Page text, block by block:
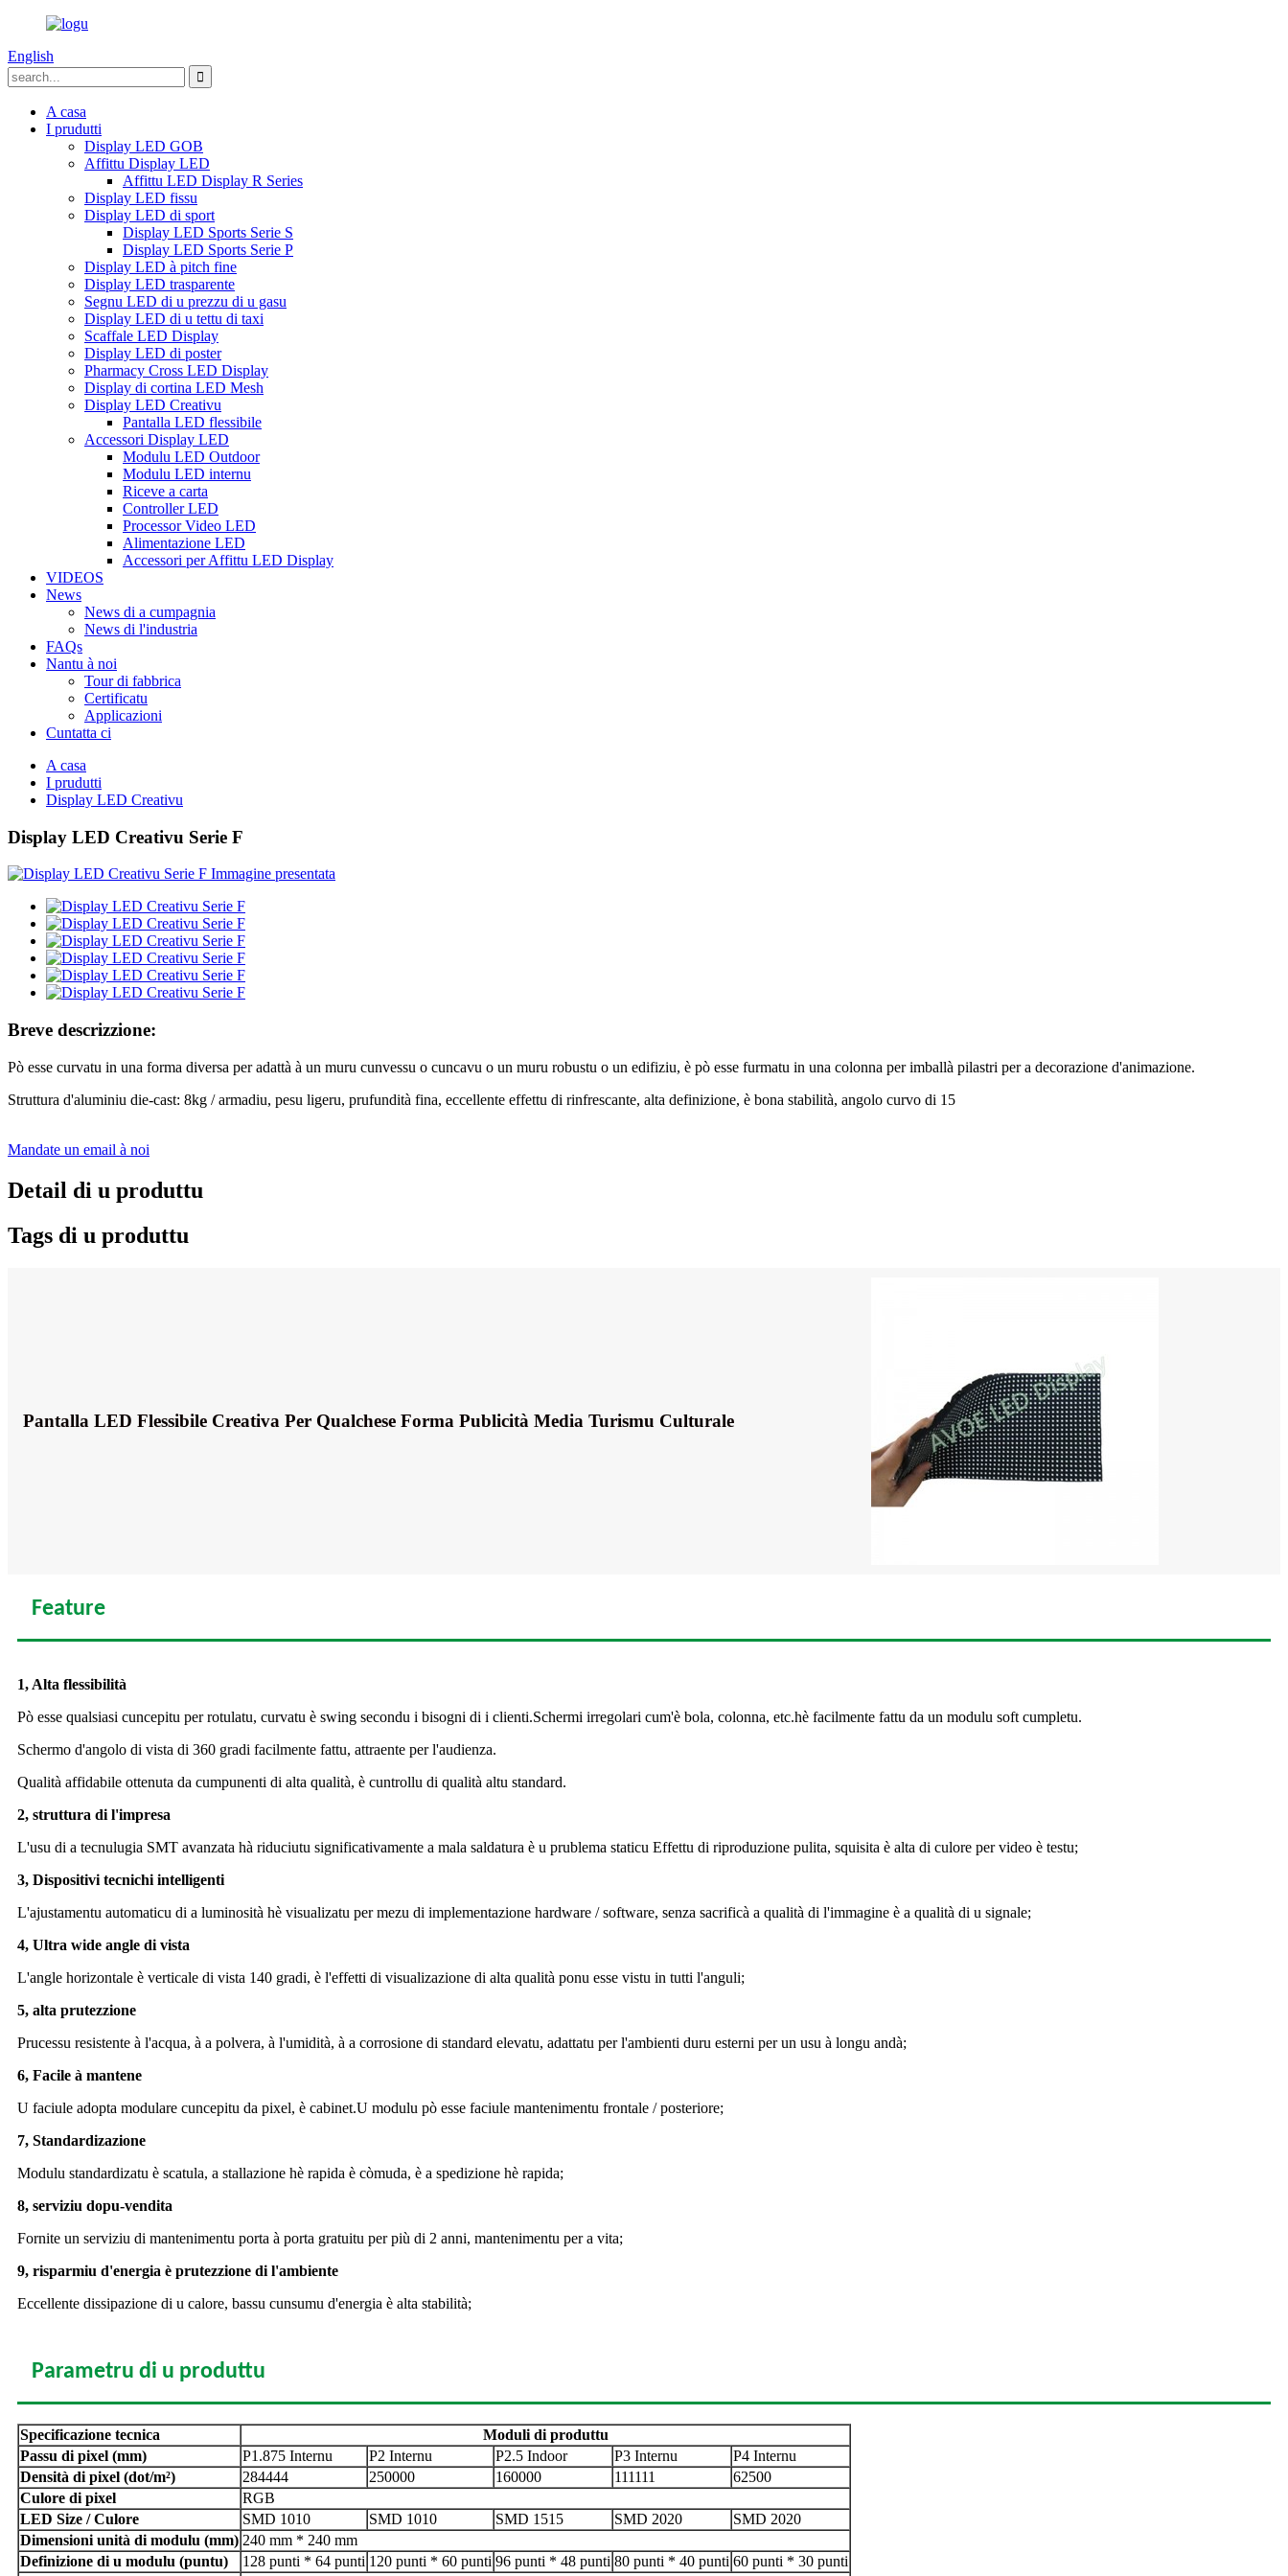
English
A casa
I prudutti
Display LED GOB
Affittu Display LED
Affittu LED Display R Series
Display LED fissu
Display LED di sport
Display LED Sports Serie S
Display LED Sports Serie P
Display LED à pitch fine
Display LED trasparente
Segnu LED di u prezzu di u gasu
Display LED di u tettu di taxi
Scaffale LED Display
Display LED di poster
Pharmacy Cross LED Display
Display di cortina LED Mesh
Display LED Creativu
Pantalla LED flessibile
Accessori Display LED
Modulu LED Outdoor
Modulu LED internu
Riceve a carta
Controller LED
Processor Video LED
Alimentazione LED
Accessori per Affittu LED Display
VIDEOS
News
News di a cumpagnia
News di l'industria
FAQs
Nantu à noi
Tour di fabbrica
Certificatu
Applicazioni
Cuntatta ci
A casa
I prudutti
Display LED Creativu
Display LED Creativu Serie F
Breve descrizzione:
Pò esse curvatu in una forma diversa per adattà à un muru cunvessu o cuncavu o un muru robustu o un edifiziu, è pò esse furmatu in una colonna per imballà pilastri per a decorazione d'animazione.
Struttura d'aluminiu die-cast: 8kg / armadiu, pesu ligeru, prufundità fina, eccellente effettu di rinfrescante, alta definizione, è bona stabilità, angolo curvo di 15
Mandate un email à noi
Detail di u produttu
Tags di u produttu
Pantalla LED Flessibile Creativa Per Qualchese Forma Publicità Media Turismu Culturale
Feature
1, Alta flessibilità
Pò esse qualsiasi cuncepitu per rotulatu, curvatu è swing secondu i bisogni di i clienti.Schermi irregolari cum'è bola, colonna, etc.hè facilmente fattu da un modulu soft cumpletu.
Schermo d'angolo di vista di 360 gradi facilmente fattu, attraente per l'audienza.
Qualità affidabile ottenuta da cumpunenti di alta qualità, è cuntrollu di qualità altu standard.
2, struttura di l'impresa
L'usu di a tecnulugia SMT avanzata hà riduciutu significativamente a mala saldatura è u prublema staticu Effettu di riproduzione pulita, squisita è alta di culore per video è testu;
3, Dispositivi tecnichi intelligenti
L'ajustamentu automaticu di a luminosità hè visualizatu per mezu di implementazione hardware / software, senza sacrificà a qualità di l'immagine è a qualità di u signale;
4, Ultra wide angle di vista
L'angle horizontale è verticale di vista 140 gradi, è l'effetti di visualizazione di alta qualità ponu esse vistu in tutti l'anguli;
5, alta prutezzione
Prucessu resistente à l'acqua, à a polvera, à l'umidità, à a corrosione di standard elevatu, adattatu per l'ambienti duru esterni per un usu à longu andà;
6, Facile à mantene
U faciule adopta modulare cuncepitu da pixel, è cabinet.U modulu pò esse faciule mantenimentu frontale / posteriore;
7, Standardizazione
Modulu standardizatu è scatula, a stallazione hè rapida è còmuda, è a spedizione hè rapida;
8, serviziu dopu-vendita
Fornite un serviziu di mantenimentu porta à porta gratuitu per più di 2 anni, mantenimentu per a vita;
9, risparmiu d'energia è prutezzione di l'ambiente
Eccellente dissipazione di u calore, bassu cunsumu d'energia è alta stabilità;
Parametru di u produttu
Specificazione tecnica
Moduli di produttu
Passu di pixel (mm)
P1.875 Internu P2 Internu P2.5 Indoor P3 Internu
P4 Internu
Densità di pixel (dot/m²)
284444 250000 160000 111111
62500
Culore di pixel
RGB
LED Size / Culore
SMD 1010 SMD 1010 SMD 1515 SMD 2020
SMD 2020
Dimensioni unità di modulu (mm) 240 mm * 240 mm
Definizione di u modulu (puntu)
128 punti * 64 punti 120 punti * 60 punti 96 punti * 48 punti 80 punti * 40 punti 60 punti * 30 punti